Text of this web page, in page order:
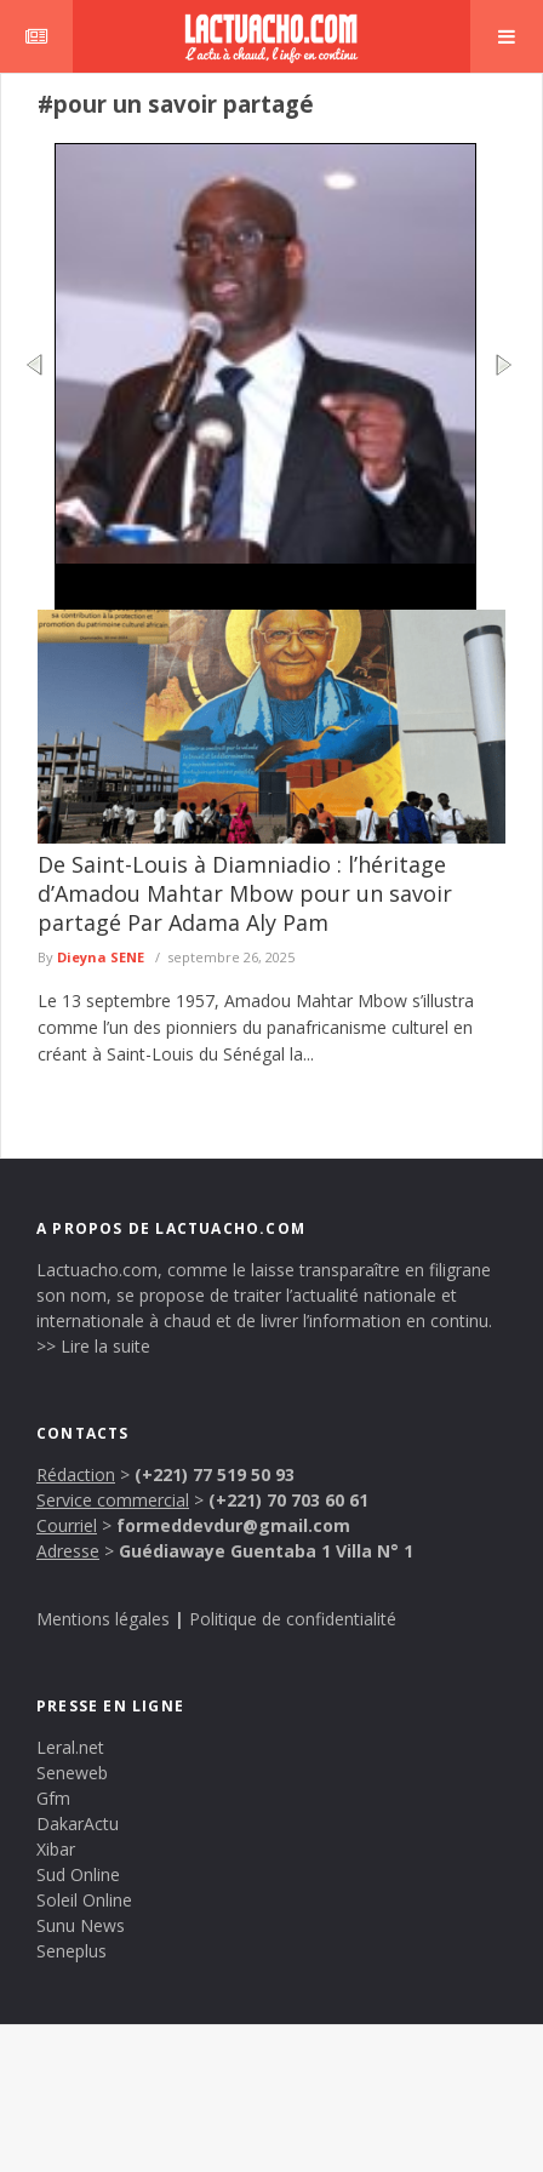
#pour un savoir partagé
Thierno Alassane Sall et Pastef
Le président de l'Assemblée nationale, Ousmane Sonko, a
signé un arrêté convoquant les députés en session
extraordinaire le 10 août ...
lire plus
De Saint-Louis à Diamniadio : l’héritage
d’Amadou Mahtar Mbow pour un savoir
partagé Par Adama Aly Pam
By Dieyna SENE septembre 26, 2025
Le 13 septembre 1957, Amadou Mahtar Mbow s’illustra
comme l’un des pionniers du panafricanisme culturel en
créant à Saint-Louis du Sénégal la...
A PROPOS DE LACTUACHO.COM
Lactuacho.com, comme le laisse transparaître en filigrane
son nom, se propose de traiter l’actualité nationale et
internationale à chaud et de livrer l’information en continu.
>> Lire la suite
CONTACTS
Rédaction > (+221) 77 519 50 93
Service commercial > (+221) 70 703 60 61
Courriel > formeddevdur@gmail.com
Adresse > Guédiawaye Guentaba 1 Villa N° 1
Mentions légales | Politique de confidentialité
PRESSE EN LIGNE
Leral.net
Seneweb
Gfm
DakarActu
Xibar
Sud Online
Soleil Online
Sunu News
Seneplus